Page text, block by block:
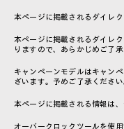
本ページに掲載されるダイレ
本ページに掲載されるダイレ
りますので、あらかじめご了承
キャンペーンモデルはキャン
ざいます。予めご了承ください
本ページに掲載される情報は
オーバークロックツールを使